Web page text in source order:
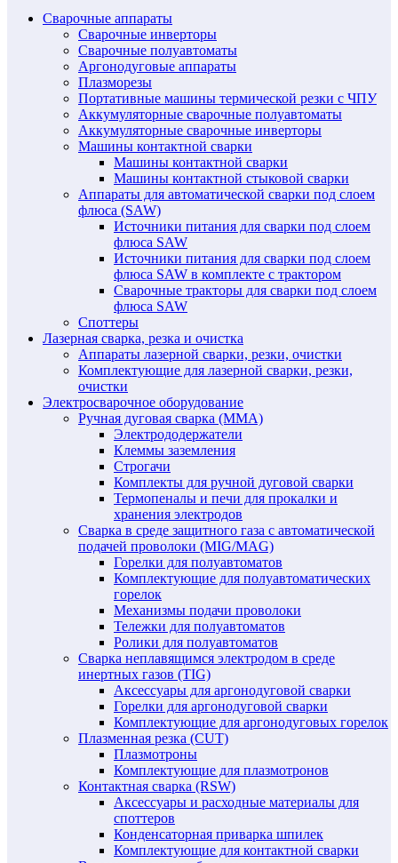
Сварочные аппараты
Сварочные инверторы
Сварочные полуавтоматы
Аргонодуговые аппараты
Плазморезы
Портативные машины термической резки с ЧПУ
Аккумуляторные сварочные полуавтоматы
Аккумуляторные сварочные инверторы
Машины контактной сварки
Машины контактной сварки
Машины контактной стыковой сварки
Аппараты для автоматической сварки под слоем
флюса (SAW)
Источники питания для сварки под слоем
флюса SAW
Источники питания для сварки под слоем
флюса SAW в комплекте с трактором
Сварочные тракторы для сварки под слоем
флюса SAW
Споттеры
Лазерная сварка, резка и очистка
Аппараты лазерной сварки, резки, очистки
Комплектующие для лазерной сварки, резки,
очистки
Электросварочное оборудование
Ручная дуговая сварка (MMA)
Электрододержатели
Клеммы заземления
Строгачи
Комплекты для ручной дуговой сварки
Термопеналы и печи для прокалки и
хранения электродов
Сварка в среде защитного газа с автоматической
подачей проволоки (MIG/MAG)
Горелки для полуавтоматов
Комплектующие для полуавтоматических
горелок
Механизмы подачи проволоки
Тележки для полуавтоматов
Ролики для полуавтоматов
Сварка неплавящимся электродом в среде
инертных газов (TIG)
Аксессуары для аргонодуговой сварки
Горелки для аргонодуговой сварки
Комплектующие для аргонодуговых горелок
Плазменная резка (CUT)
Плазмотроны
Комплектующие для плазмотронов
Контактная сварка (RSW)
Аксессуары и расходные материалы для
споттеров
Конденсаторная приварка шпилек
Комплектующие для контактной сварки